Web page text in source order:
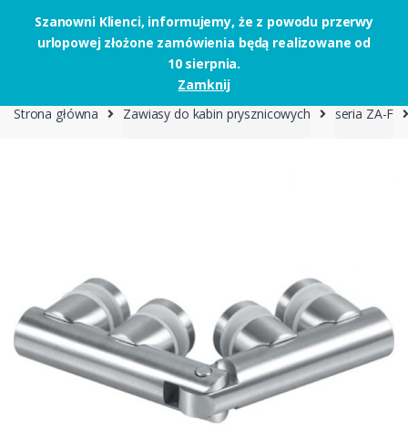
Skip to navigation
Skip to content
Strona główna Zawiasy do kabin prysznicowych seria ZA-F
Szanowni Klienci, informujemy, że z powodu przerwy
urlopowej złożone zamówienia będą realizowane od
10 sierpnia.
Zamknij